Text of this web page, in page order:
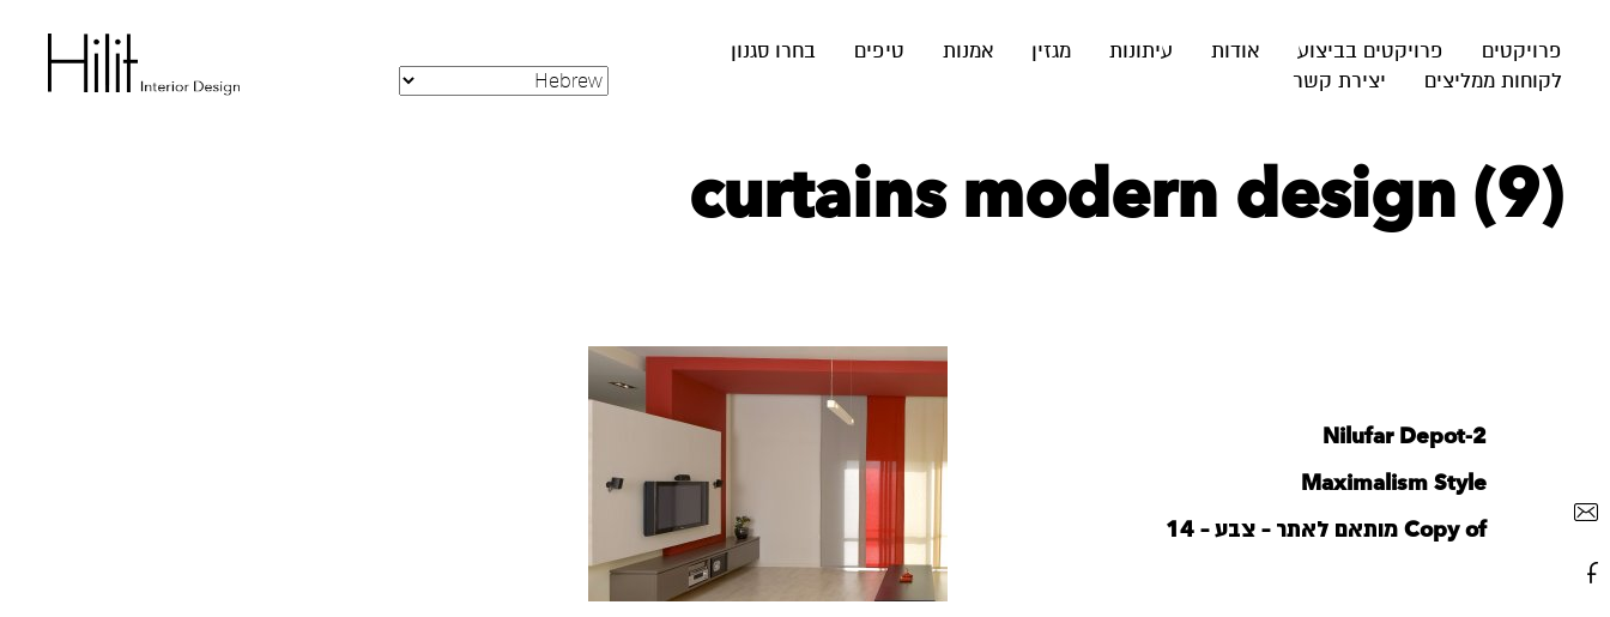
פרויקטים פרויקטים בביצוע אודות עיתונות מגזין אמנות טיפים
בחרו סגנון
לקוחות ממליצים
יצירת קשר
curtains modern design (9)
Nilufar Depot-2
Maximalism Style
Copy of מותאם לאתר – צבע – 14